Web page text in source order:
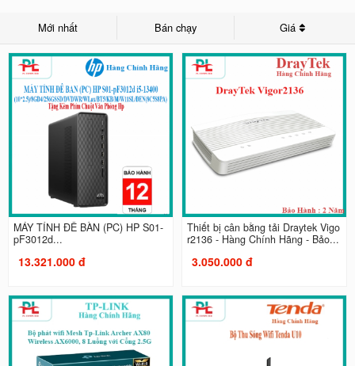
Mới nhất Bán chạy Giá
MÁY TÍNH ĐỂ BÀN (PC) HP S01-
pF3012d...
13.321.000 đ
Thiết bị cân bằng tải Draytek Vigo
r2136 - Hàng Chính Hãng - Bảo...
3.050.000 đ